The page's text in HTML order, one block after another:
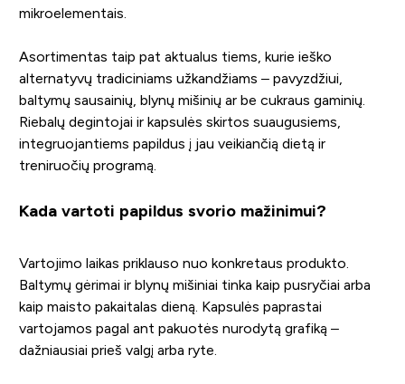
mikroelementais.
Asortimentas taip pat aktualus tiems, kurie ieško
alternatyvų tradiciniams užkandžiams – pavyzdžiui,
baltymų sausainių, blynų mišinių ar be cukraus gaminių.
Riebalų degintojai ir kapsulės skirtos suaugusiems,
integruojantiems papildus į jau veikiančią dietą ir
treniruočių programą.
Kada vartoti papildus svorio mažinimui?
Vartojimo laikas priklauso nuo konkretaus produkto.
Baltymų gėrimai ir blynų mišiniai tinka kaip pusryčiai arba
kaip maisto pakaitalas dieną. Kapsulės paprastai
vartojamos pagal ant pakuotės nurodytą grafiką –
dažniausiai prieš valgį arba ryte.